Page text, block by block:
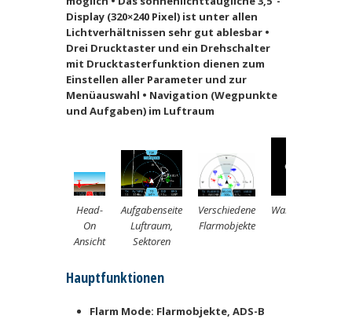
Display (320×240 Pixel) ist unter allen
Lichtverhältnissen sehr gut ablesbar •
Drei Drucktaster und ein Drehschalter
mit Drucktasterfunktion dienen zum
Einstellen aller Parameter und zur
Menüauswahl • Navigation (Wegpunkte
und Aufgaben) im Luftraum
Head-
On
Ansicht
Aufgabenseite
Luftraum,
Sektoren
Verschiedene
Flarmobjekte
Warnungsanzeige
Hauptfunktionen
Flarm Mode: Flarmobjekte, ADS-B